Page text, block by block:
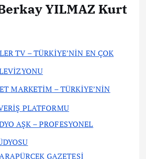
YILMAZ Kurt
TV – TÜRKİYE’NİN EN ÇOK
MARKETİM – TÜRKİYE’NİN
PLATFORMU
AŞK – PROFESYONEL
GAZETESİ